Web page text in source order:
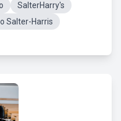
SalterHarry's
Salter-Harris